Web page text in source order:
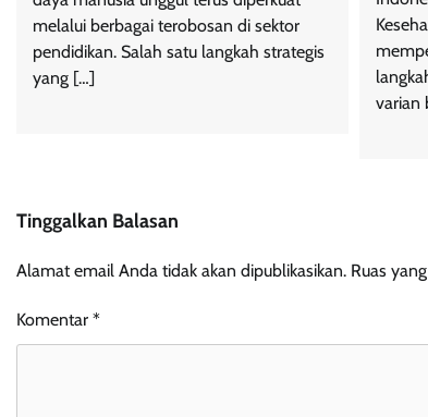
melalui berbagai terobosan di sektor
pendidikan. Salah satu langkah strategis
yang […]
varian
Tinggalkan Balasan
Alamat email Anda tidak akan dipublikasikan. Ruas
Komentar *